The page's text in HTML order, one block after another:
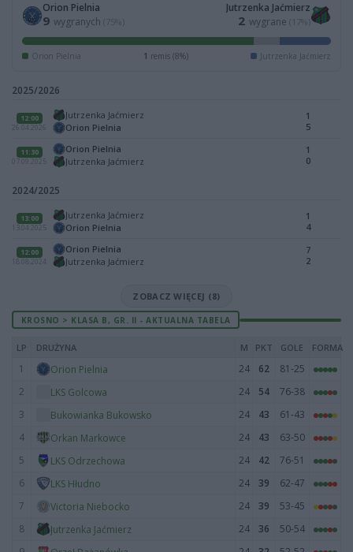
Orion Pielnia
9 wygranych (75%)
Jutrzenka Jaćmierz
2 wygrane (17%)
Orion Pielnia 1 remis (8%) Jutrzenka Jaćmierz
2025/2026
12:00
26.04.2026
Jutrzenka Jaćmierz
Orion Pielnia
1
5
11:30
07.09.2025
Orion Pielnia
Jutrzenka Jaćmierz
1
0
2024/2025
13:00
13.04.2025
Jutrzenka Jaćmierz
Orion Pielnia
1
4
12:00
18.08.2024
Orion Pielnia
Jutrzenka Jaćmierz
7
2
ZOBACZ WIĘCEJ (8)
KROSNO > KLASA B, GR. II - AKTUALNA TABELA
LP DRUŻYNA M PKT GOLE FORMA
1 Orion Pielnia 24 62
81-25
2
LKS Golcowa 24 54
76-38
3
Bukowianka Bukowsko 24 43
61-43
4
Orkan Markowce 24 43
63-50
5
LKS Odrzechowa 24 42
76-51
6
LKS Hłudno 24 39
62-47
7
Victoria Niebocko 24 39
53-45
8
Jutrzenka Jaćmierz 24 36
50-54